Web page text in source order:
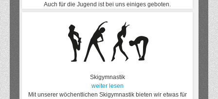
Auch für die Jugend ist bei uns einiges geboten.
Skigymnastik
weiter lesen
Mit unserer wöchentlichen Skigymnastik bieten wir etwas für